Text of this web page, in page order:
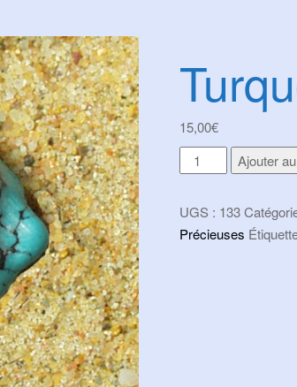
15,00€
quantité
de
Ajouter
UGS : 133
Précieuses